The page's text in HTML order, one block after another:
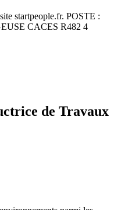
startpeople.fr. POSTE :
CACES R482 4
de Travaux